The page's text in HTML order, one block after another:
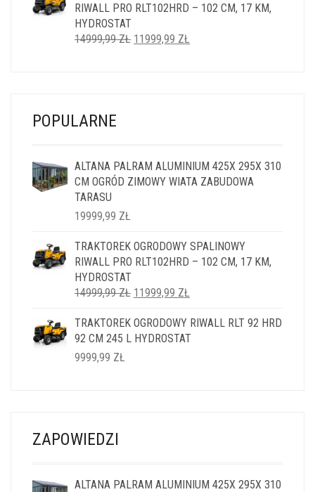
5999,99 ZŁ.4999,99 ZŁ.
RIWALL PRO RLT102HRD – 102 CM, 17 KM,
HYDROSTAT
14999,99ZŁ PIERWOTNA
11999,99 ZŁ
POPULARNE
ALTANA PALRAM ALUMINIUM 425X 295X 310
CM OGRÓD ZIMOWY WIATA ZABUDOWA
TARASU
19999,99 ZŁ
TRAKTOREK OGRODOWY SPALINOWY
RIWALL PRO RLT102HRD – 102 CM, 17 KM,
HYDROSTAT
14999,99ZŁ PIERWOTNA
WYNOSIŁA:
14999,99 ZŁ.
11999,99 ZŁ
WYNOSI:
11999,99 ZŁ.
TRAKTOREK OGRODOWY RIWALL RLT 92 HRD
92 CM 245 L HYDROSTAT
9999,99 ZŁ
ZAPOWIEDZI
ALTANA PALRAM ALUMINIUM 425X 295X 310